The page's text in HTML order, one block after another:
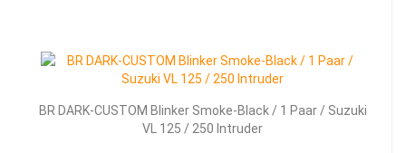
BR DARK-CUSTOM Blinker Smoke-Black / 1 Paar / Suzuki
VL 125 / 250 Intruder